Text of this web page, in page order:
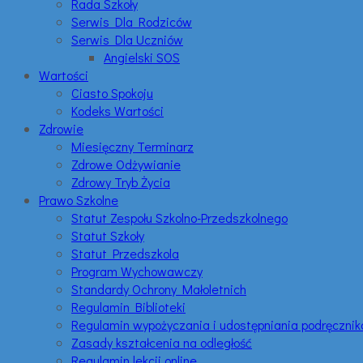
Rada Szkoły
Serwis Dla Rodziców
Serwis Dla Uczniów
Angielski SOS
Wartości
Ciasto Spokoju
Kodeks Wartości
Zdrowie
Miesięczny Terminarz
Zdrowe Odżywianie
Zdrowy Tryb Życia
Prawo Szkolne
Statut Zespołu Szkolno-Przedszkolnego
Statut Szkoły
Statut Przedszkola
Program Wychowawczy
Standardy Ochrony Małoletnich
Regulamin Biblioteki
Regulamin wypożyczania i udostępniania
Zasady kształcenia na odległość